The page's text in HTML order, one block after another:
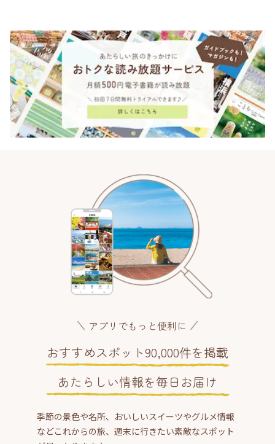
アプリでもっと便利に
おすすめスポット90,000件を掲載
あたらしい情報を毎日お届け
季節の景色や名所、おいしいスイーツやグルメ情報
などこれからの旅、週末に行きたい素敵なスポット